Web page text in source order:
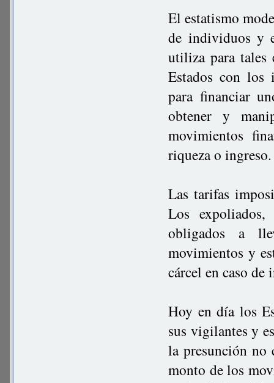
El estatismo
de individuos y
utiliza para tales
Estados con los
para financiar
obtener y
movimientos
riqueza o
Las tarifas
Los expoliados,
obligados a
movimientos y
cárcel en caso
Hoy en día los
sus vigilantes y
la presunción
monto de los